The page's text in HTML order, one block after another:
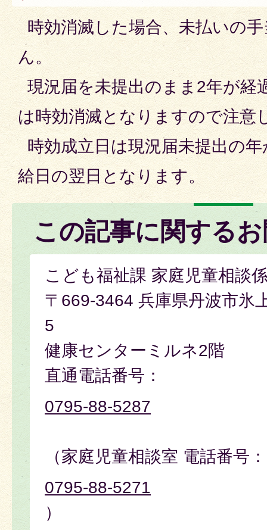
時効消滅した場合、未払いの
ん。
現況届を未提出のまま2年が経
は時効消滅となりますので注意
時効成立日は現況届未提出の
給日の翌日となります。
この記事に関する
こども福祉課 家庭児童相談
〒669-3464 兵庫県丹波市氷
5
健康センターミルネ2階
直通電話番号：
0795-88-5287
（家庭児童相談室 電話番号：
0795-88-5271
）